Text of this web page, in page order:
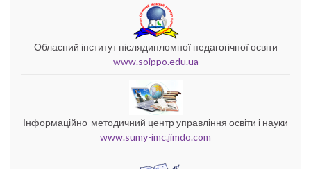
Обласний інститут післядипломної педагогічної освіти
www.soippo.edu.ua
Інформаційно-методичний центр управління освіти і науки
www.sumy-imc.jimdo.com